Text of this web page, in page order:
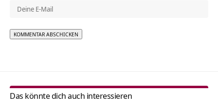
Das könnte dich auch interessieren